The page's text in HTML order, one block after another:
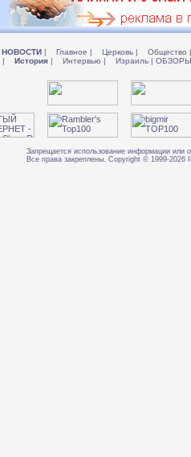
НОВОСТИ | Главное | Церковь | Общество |
| История | Интервью | Израиль |
Запрещается использование информации или
Все права закреплены. Copyright © 1999-